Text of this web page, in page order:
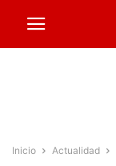
Inicio Actualidad